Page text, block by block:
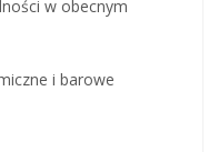
w obecnym
i barowe